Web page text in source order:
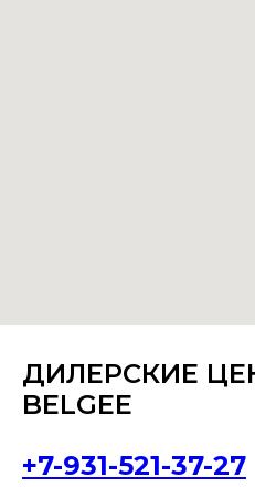
ДИЛЕРСКИЕ
BELGEE
+7-931-521-37-27